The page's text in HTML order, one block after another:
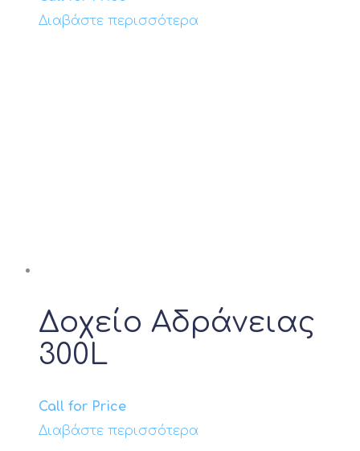
Διαβάστε περισσότερα
Δοχείο Αδράνειας
300L
Call for Price
Διαβάστε περισσότερα